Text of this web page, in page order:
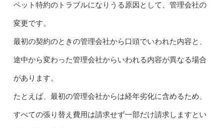
ペット特約のトラブルになりうる原因として、管理会社の
変更です。
最初の契約のときの管理会社から口頭でいわれた内容と、
途中から変わった管理会社からいわれる内容が異なる場合
があります。
たとえば、最初の管理会社からは経年劣化に含めるため、
すべての張り替え費用は請求せず一部だけ請求しますとい